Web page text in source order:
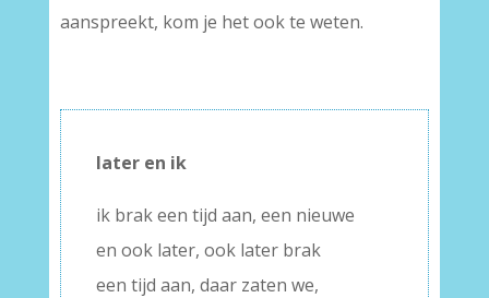
aanspreekt, kom je het ook te weten.
later en ik
ik brak een tijd aan, een nieuwe
en ook later, ook later brak
een tijd aan, daar zaten we,